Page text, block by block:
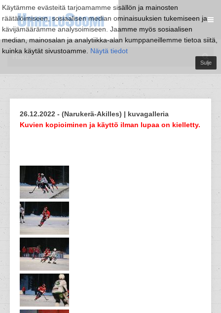
Käytämme evästeitä tarjoamamme sisällön ja mainosten
räätälöimiseen, sosiaalisen median ominaisuuksien tukemiseen ja
kävijämäärämme analysoimiseen. Jaamme myös sosiaalisen
median, mainosalan ja analytiikka-alan kumppaneillemme tietoa siitä,
kuinka käytät sivustoamme. Näytä tiedot
Sulje
26.12.2022 - (Narukerä-Akilles) | kuvagalleria
Kuvien kopioiminen ja käyttö ilman lupaa on kielletty.